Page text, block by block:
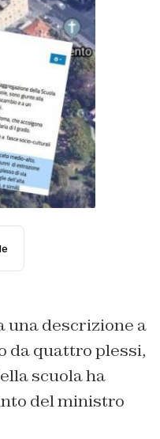
una descrizione a
da quattro plessi,
scuola ha
del ministro